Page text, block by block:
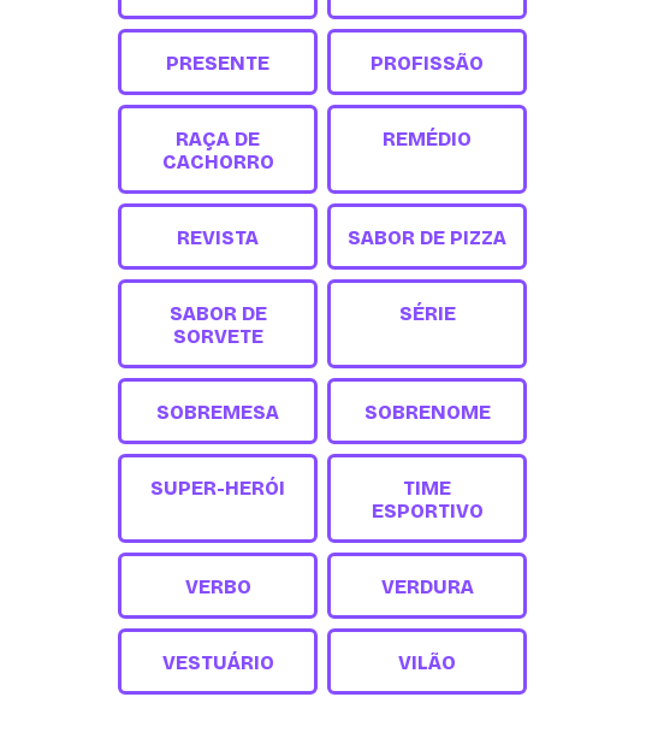
PRESENTE PROFISSÃO
RAÇA DE
CACHORRO
REMÉDIO
REVISTA SABOR DE PIZZA
SABOR DE
SORVETE
SÉRIE
SOBREMESA SOBRENOME
SUPER-HERÓI
TIME
ESPORTIVO
VERBO VERDURA
VESTUÁRIO VILÃO